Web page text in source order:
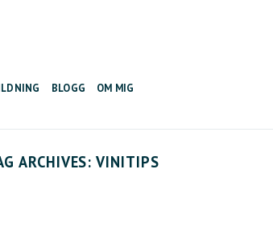
BLOGG OM MIG
ARCHIVES:VINITIPS